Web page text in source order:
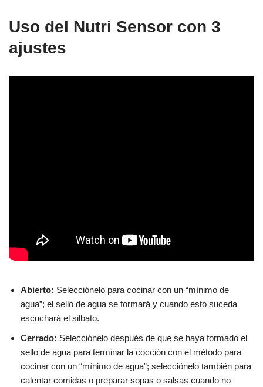
Uso del Nutri Sensor con 3
ajustes
Abierto: Selecciónelo para cocinar con un “mínimo de
agua”; el sello de agua se formará y cuando esto suceda
escuchará el silbato.
Cerrado: Selecciónelo después de que se haya formado el
sello de agua para terminar la cocción con el método para
cocinar con un “mínimo de agua”; selecciónelo también para
calentar comidas o preparar sopas o salsas cuando no